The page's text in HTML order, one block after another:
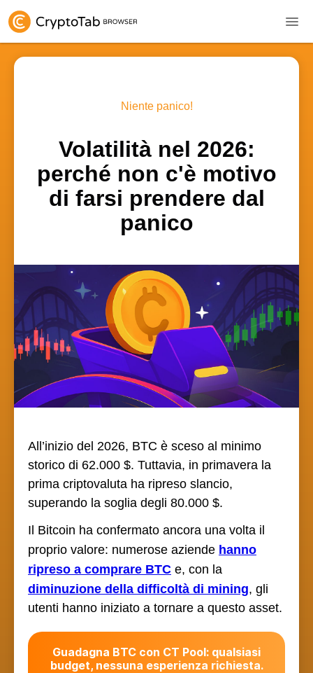
Niente panico!
Volatilità nel 2026:
perché non c'è motivo
di farsi prendere dal
panico
All’inizio del 2026, BTC è sceso al minimo
storico di 62.000 $. Tuttavia, in primavera la
prima criptovaluta ha ripreso slancio,
superando la soglia degli 80.000 $.
Il Bitcoin ha confermato ancora una volta il
proprio valore: numerose aziende hanno
ripreso a comprare BTC e, con la
diminuzione della difficoltà di mining, gli
utenti hanno iniziato a tornare a questo asset.
Guadagna BTC con CT Pool: qualsiasi
budget, nessuna esperienza richiesta.